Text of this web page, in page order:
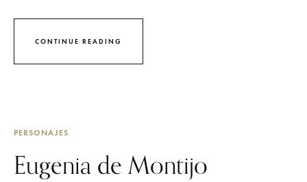
CONTINUE READING
PERSONAJES
Eugenia de Montijo